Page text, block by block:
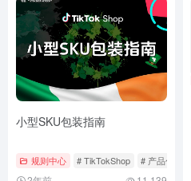
小型SKU包装指南
规则中心 # TikTokShop # 产品包装